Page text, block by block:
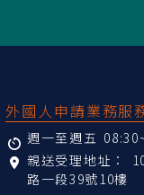
外國人申請業務服
週一至週五
親送受理地址：
路一段39號10樓